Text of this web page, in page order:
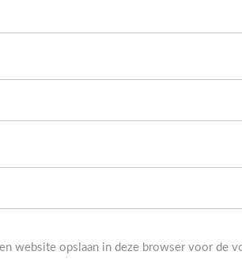
website opslaan in deze browser voor de